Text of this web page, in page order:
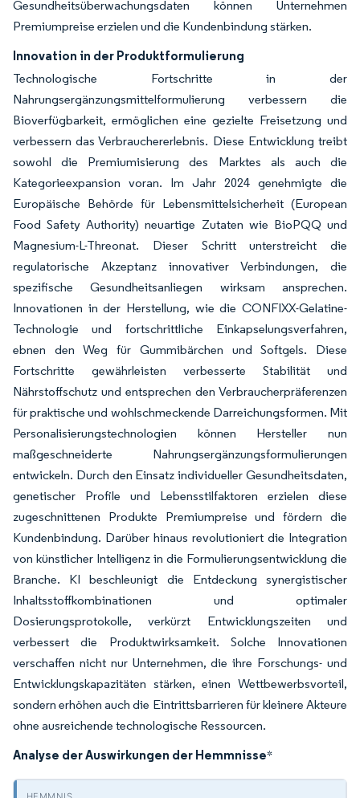
Gesundheitsüberwachungsdaten können Unternehmen
Premiumpreise erzielen und die Kundenbindung stärken.
Innovation in der Produktformulierung
Technologische Fortschritte in der
Nahrungsergänzungsmittelformulierung verbessern die
Bioverfügbarkeit, ermöglichen eine gezielte Freisetzung und
verbessern das Verbrauchererlebnis. Diese Entwicklung treibt
sowohl die Premiumisierung des Marktes als auch die
Kategorieexpansion voran. Im Jahr 2024 genehmigte die
Europäische Behörde für Lebensmittelsicherheit (European
Food Safety Authority) neuartige Zutaten wie BioPQQ und
Magnesium-L-Threonat. Dieser Schritt unterstreicht die
regulatorische Akzeptanz innovativer Verbindungen, die
spezifische Gesundheitsanliegen wirksam ansprechen.
Innovationen in der Herstellung, wie die CONFIXX-Gelatine-
Technologie und fortschrittliche Einkapselungsverfahren,
ebnen den Weg für Gummibärchen und Softgels. Diese
Fortschritte gewährleisten verbesserte Stabilität und
Nährstoffschutz und entsprechen den Verbraucherpräferenzen
für praktische und wohlschmeckende Darreichungsformen. Mit
Personalisierungstechnologien können Hersteller nun
maßgeschneiderte Nahrungsergänzungsformulierungen
entwickeln. Durch den Einsatz individueller Gesundheitsdaten,
genetischer Profile und Lebensstilfaktoren erzielen diese
zugeschnittenen Produkte Premiumpreise und fördern die
Kundenbindung. Darüber hinaus revolutioniert die Integration
von künstlicher Intelligenz in die Formulierungsentwicklung die
Branche. KI beschleunigt die Entdeckung synergistischer
Inhaltsstoffkombinationen und optimaler
Dosierungsprotokolle, verkürzt Entwicklungszeiten und
verbessert die Produktwirksamkeit. Solche Innovationen
verschaffen nicht nur Unternehmen, die ihre Forschungs- und
Entwicklungskapazitäten stärken, einen Wettbewerbsvorteil,
sondern erhöhen auch die Eintrittsbarrieren für kleinere Akteure
ohne ausreichende technologische Ressourcen.
Analyse der Auswirkungen der Hemmnisse*